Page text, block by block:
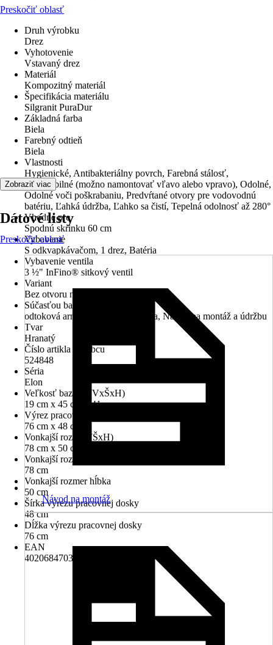
Preskočiť oblasť
Druh výrobku
Drez
Vyhotovenie
Vstavaný drez
Materiál
Kompozitný materiál
Špecifikácia materiálu
Silgranit PuraDur
Základná farba
Biela
Farebný odtieň
Biela
Vlastnosti
Hygienické, Antibakteriálny povrch, Farebná stálosť,
Reverzibilné (možno namontovať vľavo alebo vpravo), Odolné,
Odolné voči poškrabaniu, Predvŕtané otvory pre vodovodnú
batériu, Ľahká údržba, Ľahko sa čistí, Tepelná odolnosť až 280°
Vhodné pre
Spodnú skrinku 60 cm
Vybavenie
S odkvapkávačom, 1 drez, Batéria
Vybavenie ventila
3 ½" InFino® sitkový ventil
Variant
Bez otvoru na kohútik
Súčasťou balenia
odtoková armatúra, montážna sada, Návod na montáž a údržbu
Tvar
Hranatý
Číslo artikla výrobcu
524848
Séria
Elon
Veľkosť bazénu (VxŠxH)
19 cm x 45 cm x 41 cm
Výrez pracovnej dosky (ŠxH)
76 cm x 48 cm
Vonkajší rozmer (ŠxH)
78 cm x 50 cm
Vonkajší rozmer šírka
78 cm
Vonkajší rozmer hĺbka
50 cm
Šírka výrezu pracovnej dosky
48 cm
Dĺžka výrezu pracovnej dosky
76 cm
EAN
4020684703864
Zobraziť viac
Dátové listy
Preskočiť oblasť
Návod na montáž